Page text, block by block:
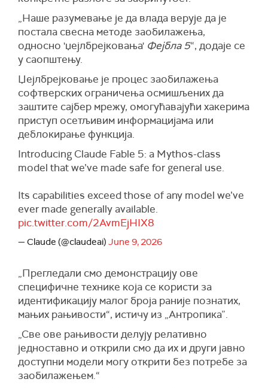
„Наше разумевање је да влада верује да је
постала свесна методе заобилажења,
односно 'џејлбрејковања' Фејбла 5“, додаје се
у саопштењу.
Џејлбрејковање је процес заобилажења
софтверских ограничења осмишљених да
заштите сајбер мрежу, омогућавајући хакерима
приступ осетљивим информацијама или
деблокирање функција.
Introducing Claude Fable 5: a Mythos-class
model that we’ve made safe for general use.
Its capabilities exceed those of any model we’ve
ever made generally available.
pic.twitter.com/2AvmEjHIX8
— Claude (@claudeai) June 9, 2026
„Прегледали смо демонстрацију ове
специфичне технике која се користи за
идентификацију малог броја раније познатих,
мањих рањивости“, истичу из „Антропика”.
„Све ове рањивости делују релативно
једноставно и открили смо да их и други јавно
доступни модели могу открити без потребе за
заобилажењем.“